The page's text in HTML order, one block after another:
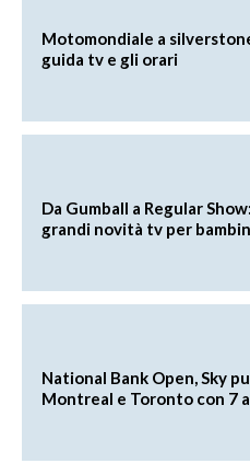
Motomondiale a
guida tv e gli orari
Da Gumball a Regular
grandi novità tv per
National Bank Open, Sky
Montreal e Toronto con 7